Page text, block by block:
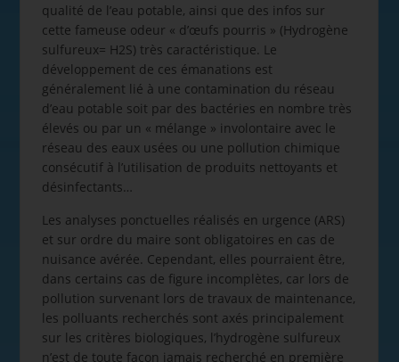
qualité de l’eau potable, ainsi que des infos sur
cette fameuse odeur « d’œufs pourris » (Hydrogène
sulfureux= H2S) très caractéristique. Le
développement de ces émanations est
généralement lié à une contamination du réseau
d’eau potable soit par des bactéries en nombre très
élevés ou par un « mélange » involontaire avec le
réseau des eaux usées ou une pollution chimique
consécutif à l’utilisation de produits nettoyants et
désinfectants…
Les analyses ponctuelles réalisés en urgence (ARS)
et sur ordre du maire sont obligatoires en cas de
nuisance avérée. Cependant, elles pourraient être,
dans certains cas de figure incomplètes, car lors de
pollution survenant lors de travaux de maintenance,
les polluants recherchés sont axés principalement
sur les critères biologiques, l’hydrogène sulfureux
n’est de toute façon jamais recherché en première